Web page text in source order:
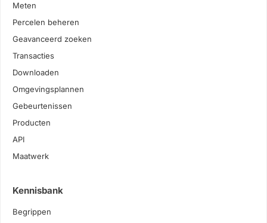
Meten
Percelen beheren
Geavanceerd zoeken
Transacties
Downloaden
Omgevingsplannen
Gebeurtenissen
Producten
API
Maatwerk
Kennisbank
Begrippen